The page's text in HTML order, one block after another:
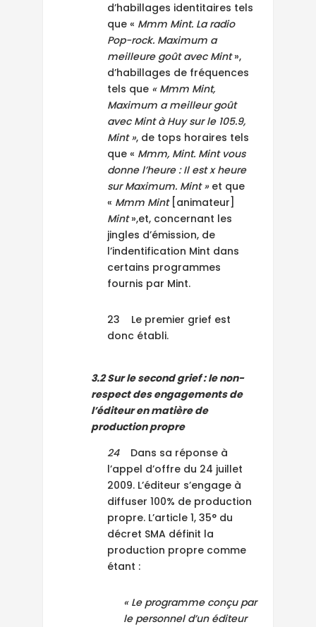
d’habillages identitaires tels
que « Mmm Mint. La radio
Pop-rock. Maximum a
meilleure goût avec Mint»,
d’habillages de fréquences
tels que « Mmm Mint,
Maximum a meilleur goût
avec Mint à Huy sur le 105.9,
Mint », de tops horaires tels
que « Mmm, Mint. Mint vous
donne l’heure : Il est x heure
sur Maximum. Mint » et que
« Mmm Mint[animateur]
Mint»,et, concernant les
jingles d’émission, de
l’indentification Mint dans
certains programmes
fournis par Mint.
23 Le premier grief est
donc établi.
3.2 Sur le second grief : le non-
respect des engagements de
l’éditeur en matière de
production propre
24 Dans sa réponse à
l’appel d’offre du 24 juillet
2009. L’éditeur s’engage à
diffuser 100% de production
propre. L’article 1, 35° du
décret SMA définit la
production propre comme
étant :
« Le programme conçu par
le personnel d’un éditeur